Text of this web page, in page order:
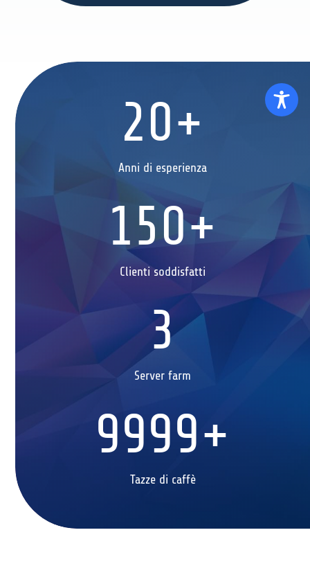
20+
Anni di esperienza
150+
Clienti soddisfatti
3
Server farm
9999+
Tazze di caffè